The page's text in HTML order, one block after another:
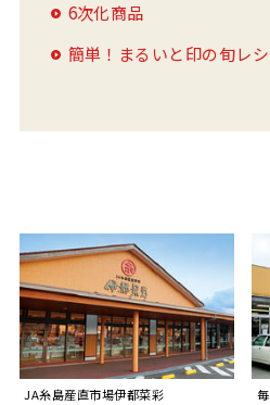
6次化商品
簡単！まるいと印の旬レ
JA糸島産直市場伊都菜彩